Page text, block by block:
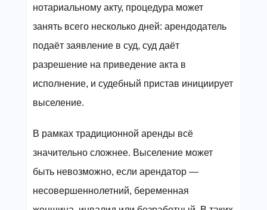
нотариальному акту, процедура может
занять всего несколько дней: арендодатель
подаёт заявление в суд, суд даёт
разрешение на приведение акта в
исполнение, и судебный пристав инициирует
выселение.
В рамках традиционной аренды всё
значительно сложнее. Выселение может
быть невозможно, если арендатор —
несовершеннолетний, беременная